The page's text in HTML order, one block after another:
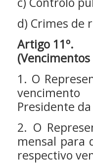
d) Crimes de
Artigo 11º.
1. O
Presidente
2. O
mensal para
respectivo